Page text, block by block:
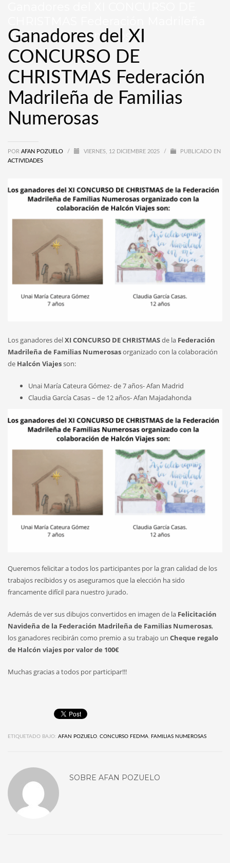
de Familias Numerosas
Ganadores del XI
CONCURSO DE
CHRISTMAS Federación
Madrileña de Familias
Numerosas
POR AFAN POZUELO / VIERNES, 12 DICIEMBRE 2025 /
PUBLICADO EN
ACTIVIDADES
Los ganadores delXI CONCURSO DE CHRISTMASde la Federación
Madrileña de Familias Numerosasorganizado con la colaboración
de Halcón Viajesson:
Unai María Cateura Gómez- de 7 años- Afan Madrid
Claudia García Casas – de 12 años- Afan Majadahonda
Queremos felicitar a todos los participantes por la gran calidad de los
trabajos recibidos y os aseguramos que la elección ha sido
francamente difícil para nuestro jurado.
Además de ver sus dibujos convertidos en imagen de la Felicitación
Navideña de la Federación Madrileña de Familias Numerosas,
los ganadores recibirán como premio a su trabajo un Cheque regalo
de Halcón viajes por valor de 100€
Muchas gracias a todos por participar!!!
ETIQUETADO BAJO: AFAN POZUELO CONCURSO FEDMA FAMILIAS NUMEROSAS
SOBRE AFAN POZUELO